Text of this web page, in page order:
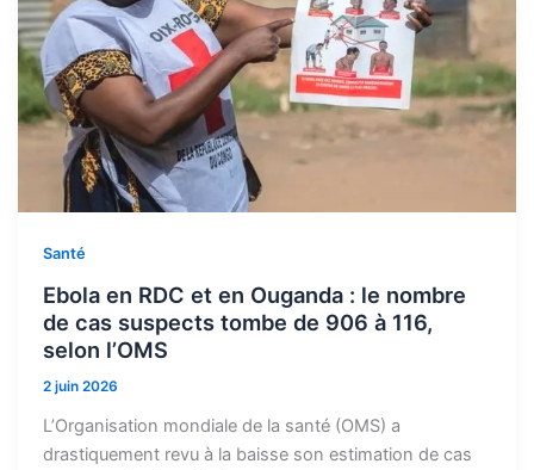
Santé
Ebola en RDC et en Ouganda : le nombre
de cas suspects tombe de 906 à 116,
selon l’OMS
2 juin 2026
L’Organisation mondiale de la santé (OMS) a
drastiquement revu à la baisse son estimation de cas